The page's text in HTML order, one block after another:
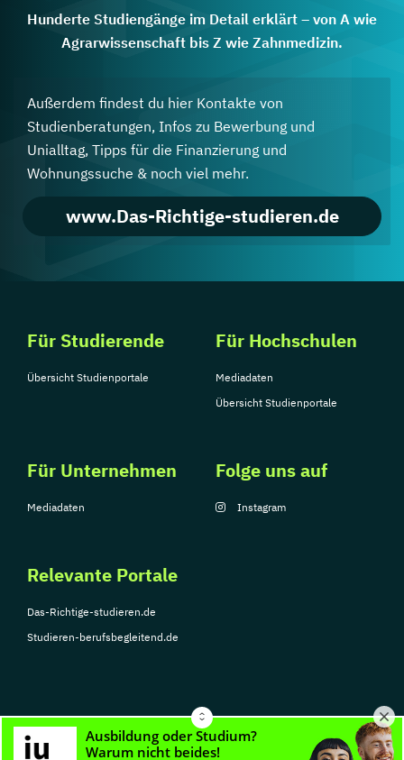
Hunderte Studiengänge im Detail erklärt – von A wie
Agrarwissenschaft bis Z wie Zahnmedizin.
Außerdem findest du hier Kontakte von
Studienberatungen, Infos zu Bewerbung und
Unialltag, Tipps für die Finanzierung und
Wohnungssuche & noch viel mehr.
www.Das-Richtige-studieren.de
Für Studierende
Übersicht Studienportale
Für Hochschulen
Mediadaten
Übersicht Studienportale
Für Unternehmen
Mediadaten
Relevante Portale
Das-Richtige-studieren.de
Studieren-berufsbegleitend.de
Folge uns auf
Instagram
© Copyright 2026, TarGroup Media GmbH